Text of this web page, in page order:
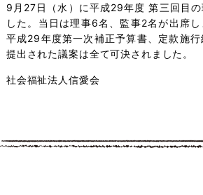
9月27日（水）に平成29年度 第三回目の
した。当日は理事6名、監事2名が出席し
平成29年度第一次補正予算書、定款施行
提出された議案は全て可決されました。
社会福祉法人信愛会